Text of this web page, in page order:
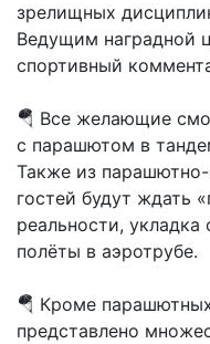
зрелищных
Ведущим наградной
спортивный
🪂 Все желающие
с парашютом в
Также из
гостей будут ждать
реальности,
полёты в аэротрубе.
🪂 Кроме
представлено